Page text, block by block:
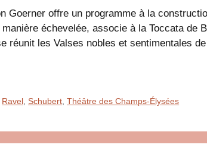
Goerner offre un programme à la
échevelée, associe à la Toccata de
réunit les Valses nobles et sentimentales
Ravel ,Schubert ,Théâtre des Champs-Élysées